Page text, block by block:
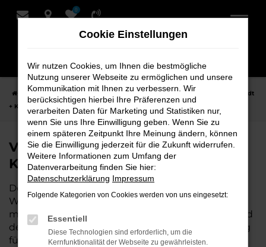
Zum
0
Startseite Weyhe VW VW ID.7
VW ID.7 Neuwagen bei Schmidt
+ Koch für Weyhe
VW ID.7 Neuwagen bei Schmidt +
Koch für Weyhe
Der VW ID.7 ist die perfekte Wahl für alle, die für
Weyhe einen Neuwagen suchen. Mit seiner
modernen Technik, seinem effizienten Antrieb und
dem stilvollen Design ist der ID.7 die ideale Lösung
für jeden, der ein zuverlässiges und komfortables
Cookie Einstellungen
Wir nutzen Cookies, um Ihnen die bestmögliche
Nutzung unserer Webseite zu ermöglichen und unsere
Kommunikation mit Ihnen zu verbessern. Wir
berücksichtigen hierbei Ihre Präferenzen und
verarbeiten Daten für Marketing und Statistiken nur,
wenn Sie uns Ihre Einwilligung geben. Wenn Sie zu
einem späteren Zeitpunkt Ihre Meinung ändern, können
Sie die Einwilligung jederzeit für die Zukunft widerrufen.
Weitere Informationen zum Umfang der
Datenverarbeitung finden Sie hier:
Datenschutzerklärung Impressum
Folgende Kategorien von Cookies werden von uns eingesetzt:
Essentiell
Diese Technologien sind erforderlich, um die
Kernfunktionalität der Webseite zu gewährleisten.